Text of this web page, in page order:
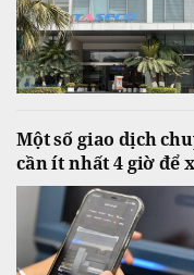
Một số giao dịch
cần ít nhất 4 giờ để